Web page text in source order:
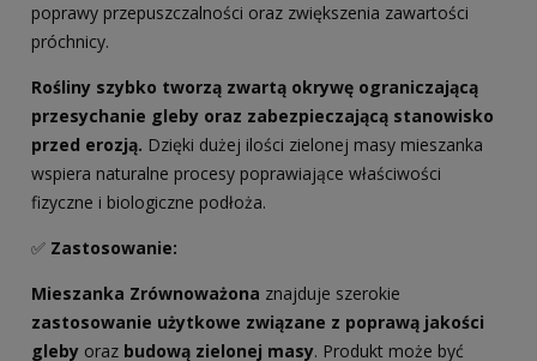
poprawy przepuszczalności oraz zwiększenia zawartości
próchnicy.
Rośliny szybko tworzą zwartą okrywę ograniczającą
przesychanie gleby oraz zabezpieczającą stanowisko
przed erozją. Dzięki dużej ilości zielonej masy mieszanka
wspiera naturalne procesy poprawiające właściwości
fizyczne i biologiczne podłoża.
✅ Zastosowanie:
Mieszanka Zrównoważona znajduje szerokie
zastosowanie użytkowe związane z poprawą jakości
gleby oraz budową zielonej masy. Produkt może być